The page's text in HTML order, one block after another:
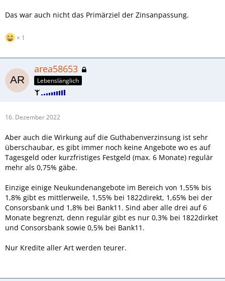
Das war auch nicht das Primärziel der Zinsanpassung.
1
area58653
Lebenslänglich
16. Dezember 2022
Aber auch die Wirkung auf die Guthabenverzinsung ist sehr
überschaubar, es gibt immer noch keine Angebote wo es auf
Tagesgeld oder kurzfristiges Festgeld (max. 6 Monate) regulär
mehr als 0,75% gäbe.
Einzige einige Neukundenangebote im Bereich von 1,55% bis
1,8% gibt es mittlerweile, 1,55% bei 1822direkt, 1,65% bei der
Consorsbank und 1,8% bei Bank11. Sind aber alle drei auf 6
Monate begrenzt, denn regulär gibt es nur 0,3% bei 1822dirket
und Consorsbank sowie 0,5% bei Bank11.
Nur Kredite aller Art werden teurer.